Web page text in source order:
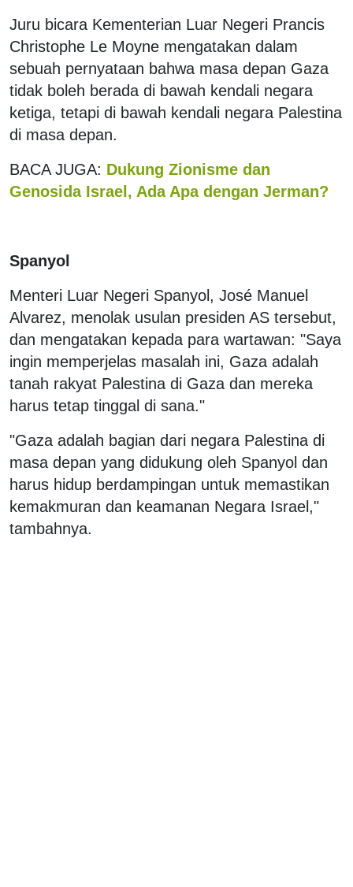
Juru bicara Kementerian Luar Negeri Prancis
Christophe Le Moyne mengatakan dalam
sebuah pernyataan bahwa masa depan Gaza
tidak boleh berada di bawah kendali negara
ketiga, tetapi di bawah kendali negara Palestina
di masa depan.
BACA JUGA: Dukung Zionisme dan
Genosida Israel, Ada Apa dengan Jerman?
Spanyol
Menteri Luar Negeri Spanyol, José Manuel
Alvarez, menolak usulan presiden AS tersebut,
dan mengatakan kepada para wartawan: "Saya
ingin memperjelas masalah ini, Gaza adalah
tanah rakyat Palestina di Gaza dan mereka
harus tetap tinggal di sana."
"Gaza adalah bagian dari negara Palestina di
masa depan yang didukung oleh Spanyol dan
harus hidup berdampingan untuk memastikan
kemakmuran dan keamanan Negara Israel,"
tambahnya.